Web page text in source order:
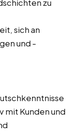
zu
sich an
und -
mit Kunden und